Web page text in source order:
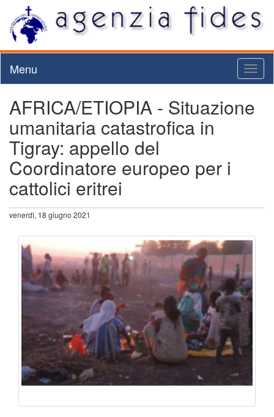
Menu
AFRICA/ETIOPIA - Situazione
umanitaria catastrofica in
Tigray: appello del
Coordinatore europeo per i
cattolici eritrei
venerdì, 18 giugno 2021